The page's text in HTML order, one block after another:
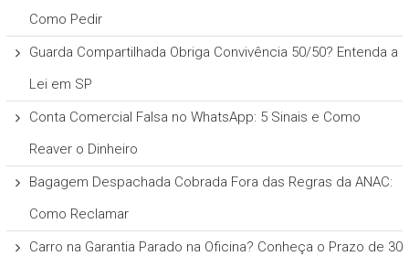
Como Pedir
Guarda Compartilhada Obriga Convivência 50/50? Entenda a
Lei em SP
Conta Comercial Falsa no WhatsApp: 5 Sinais e Como
Reaver o Dinheiro
Bagagem Despachada Cobrada Fora das Regras da ANAC:
Como Reclamar
Carro na Garantia Parado na Oficina? Conheça o Prazo de 30